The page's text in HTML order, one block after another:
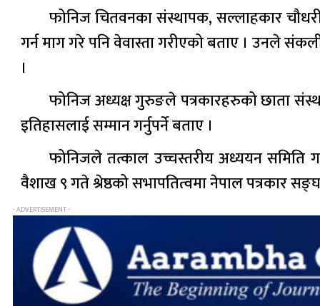
फोनिज चितवनका संस्थापक, सल्लाहकार
गर्न माग गरे पनि वेवास्ता गरीएको बताए । उनले
।
फोनिज अध्यक्ष गुरुङले पत्रकारहरुको छाता
इतिहासलाई सम्मान गर्नुपर्ने बताए ।
फोनिजले तत्काल उच्चस्तरीय अध्ययन समिति
वैशाख ९ गते श्रेष्ठको सभापतित्वमा नेपाल पत्रकार
- ADVERTISEMENT -